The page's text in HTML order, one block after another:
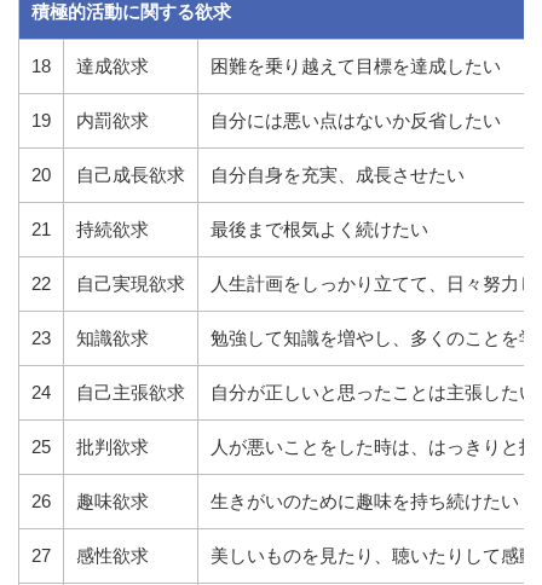
積極的活動に関する欲求
18 達成欲求 困難を乗り越えて目標を達成したい
19 内罰欲求 自分には悪い点はないか反省したい
20 自己成長欲求 自分自身を充実、成長させたい
21 持続欲求 最後まで根気よく続けたい
22 自己実現欲求 人生計画をしっかり立てて、日々努力し
23 知識欲求 勉強して知識を増やし、多くのことを学
24 自己主張欲求 自分が正しいと思ったことは主張したい
25 批判欲求 人が悪いことをした時は、はっきりと
26 趣味欲求 生きがいのために趣味を持ち続けたい
27 感性欲求 美しいものを見たり、聴いたりして感動